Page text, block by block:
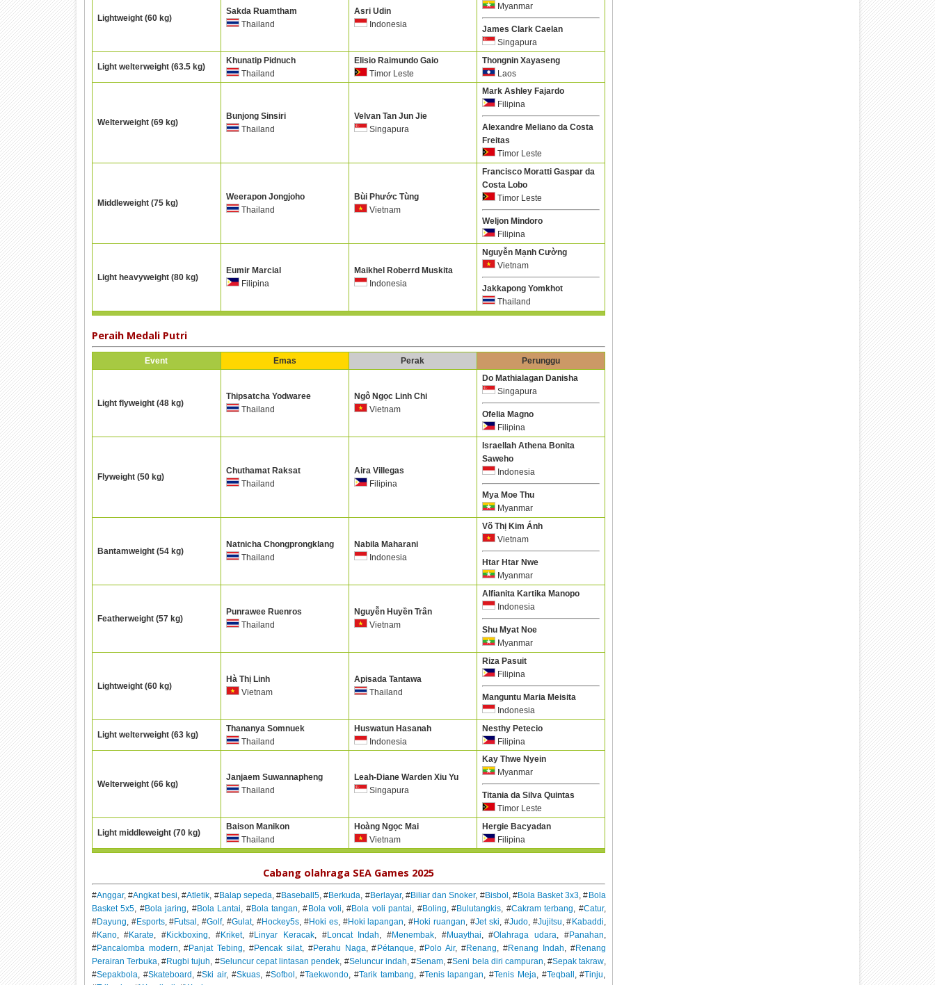
Lightweight (60 kg)
Sakda Ruamtham
Thailand
Asri Udin
Indonesia
Myanmar
James Clark Caelan
Singapura
Light welterweight (63.5 kg)
Khunatip Pidnuch
Thailand
Elisio Raimundo Gaio
Timor Leste
Thongnin Xayaseng
Laos
Welterweight (69 kg)
Bunjong Sinsiri
Thailand
Velvan Tan Jun Jie
Singapura
Mark Ashley Fajardo
Filipina
Alexandre Meliano da Costa
Freitas
Timor Leste
Middleweight (75 kg)
Weerapon Jongjoho
Thailand
Bùi Phước Tùng
Vietnam
Francisco Moratti Gaspar da
Costa Lobo
Timor Leste
Weljon Mindoro
Filipina
Light heavyweight (80 kg)
Eumir Marcial
Filipina
Maikhel Roberrd Muskita
Indonesia
Nguyễn Mạnh Cường
Vietnam
Jakkapong Yomkhot
Thailand
Peraih Medali Putri
Event Emas Perak Perunggu
Light flyweight (48 kg)
Thipsatcha Yodwaree
Thailand
Ngô Ngọc Linh Chi
Vietnam
Do Mathialagan Danisha
Singapura
Ofelia Magno
Filipina
Flyweight (50 kg)
Chuthamat Raksat
Thailand
Aira Villegas
Filipina
Israellah Athena Bonita
Saweho
Indonesia
Mya Moe Thu
Myanmar
Bantamweight (54 kg)
Natnicha Chongprongklang
Thailand
Nabila Maharani
Indonesia
Võ Thị Kim Ánh
Vietnam
Htar Htar Nwe
Myanmar
Featherweight (57 kg)
Punrawee Ruenros
Thailand
Nguyễn Huyền Trân
Vietnam
Alfianita Kartika Manopo
Indonesia
Shu Myat Noe
Myanmar
Lightweight (60 kg)
Hà Thị Linh
Vietnam
Apisada Tantawa
Thailand
Riza Pasuit
Filipina
Manguntu Maria Meisita
Indonesia
Light welterweight (63 kg)
Thananya Somnuek
Thailand
Huswatun Hasanah
Indonesia
Nesthy Petecio
Filipina
Welterweight (66 kg)
Janjaem Suwannapheng
Thailand
Leah-Diane Warden Xiu Yu
Singapura
Kay Thwe Nyein
Myanmar
Titania da Silva Quintas
Timor Leste
Light middleweight (70 kg)
Baison Manikon
Thailand
Hoàng Ngọc Mai
Vietnam
Hergie Bacyadan
Filipina
Cabang olahraga SEA Games 2025
#Anggar, #Angkat besi , #Atletik , #Balap sepeda , #Baseball5 , #Berkuda , #Berlayar, #Biliar dan Snoker, #Bisbol , #Bola Basket 3x3 , #Bola
Basket 5x5 , #Bola jaring , #Bola Lantai , #Bola tangan , #Bola voli , #Bola voli pantai , #Boling , #Bulutangkis , #Cakram terbang , #Catur,
#Dayung , #Esports, #Futsal , #Golf, #Gulat, #Hockey5s , #Hoki es, #Hoki lapangan , #Hoki ruangan , #Jet ski , #Judo, #Jujitsu , #Kabaddi
#Kano, #Karate , #Kickboxing , #Kriket, #Linyar Keracak , #Loncat Indah , #Menembak , #Muaythai , #Olahraga udara , #Panahan
#Pancalomba modern , #Panjat Tebing , #Pencak silat, #Perahu Naga , #Pétanque , #Polo Air, #Renang , #Renang Indah , #Renang
Perairan Terbuka , #Rugbi tujuh , #Seluncur cepat lintasan pendek , #Seluncur indah , #Senam , #Seni bela diri campuran , #Sepak takraw,
#Sepakbola , #Skateboard , #Ski air, #Skuas, #Sofbol , #Taekwondo , #Tarik tambang , #Tenis lapangan , #Tenis Meja , #Teqball , #Tinju